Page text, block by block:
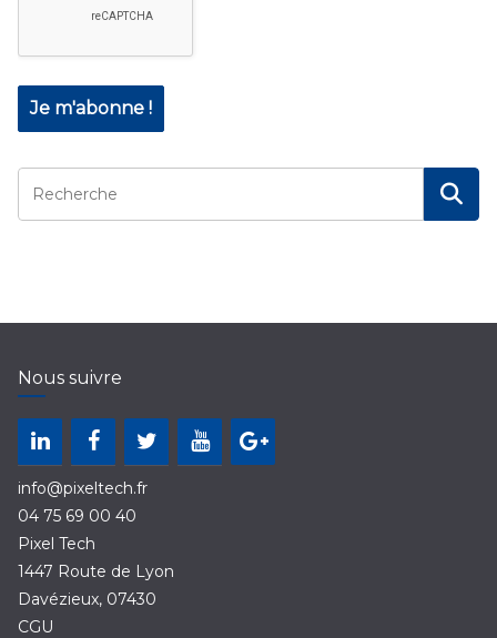
Nous suivre
info@pixeltech.fr
04 75 69 00 40
Pixel Tech
1447 Route de Lyon
Davézieux, 07430
CGU